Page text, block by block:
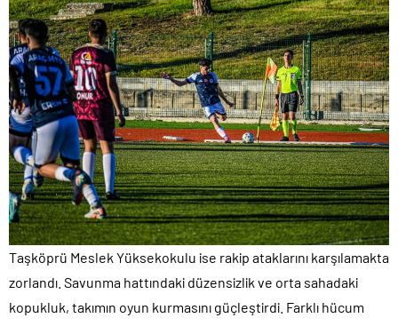
Taşköprü Meslek Yüksekokulu ise rakip ataklarını karşılamakta
zorlandı. Savunma hattındaki düzensizlik ve orta sahadaki
kopukluk, takımın oyun kurmasını güçleştirdi. Farklı hücum